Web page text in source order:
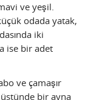
ve yeşil.
odada yatak,
iki
ise bir adet
ve çamaşır
bir ayna